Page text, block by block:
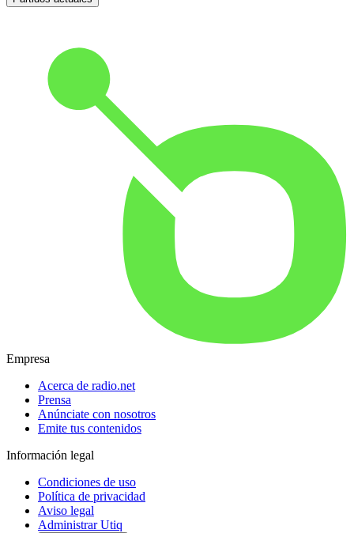
Empresa
Acerca de radio.net
Prensa
Anúnciate con nosotros
Emite tus contenidos
Información legal
Condiciones de uso
Política de privacidad
Aviso legal
Administrar Utiq